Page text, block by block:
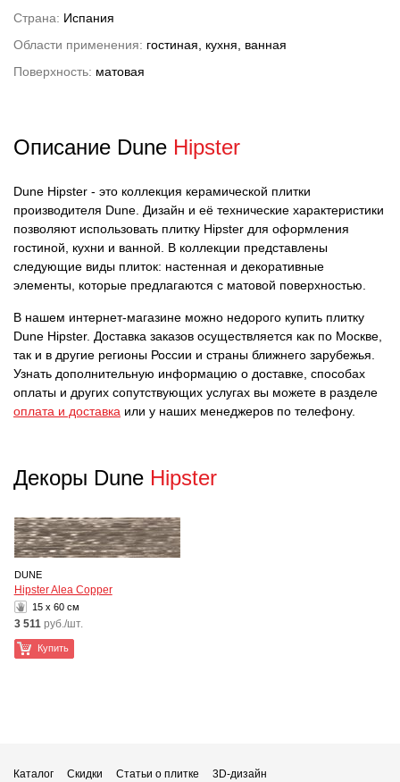
Страна: Испания
Области применения: гостиная, кухня, ванная
Поверхность: матовая
Описание Dune Hipster
Dune Hipster - это коллекция керамической плитки
производителя Dune. Дизайн и её технические характеристики
позволяют использовать плитку Hipster для оформления
гостиной, кухни и ванной. В коллекции представлены
следующие виды плиток: настенная и декоративные
элементы, которые предлагаются с матовой поверхностью.
В нашем интернет-магазине можно недорого купить плитку
Dune Hipster. Доставка заказов осуществляется как по Москве,
так и в другие регионы России и страны ближнего зарубежья.
Узнать дополнительную информацию о доставке, способах
оплаты и других сопутствующих услугах вы можете в разделе
оплата и доставка или у наших менеджеров по телефону.
Декоры Dune Hipster
DUNE
Hipster Alea Copper
15 x 60 см
3 511 руб./шт.
Купить
Каталог Скидки Статьи о плитке 3D-дизайн